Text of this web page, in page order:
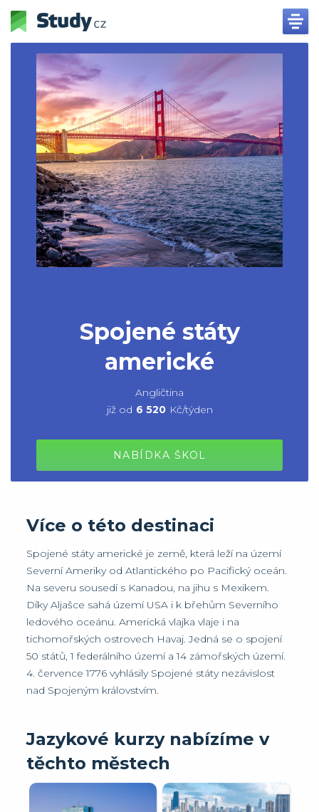
Spojené státy
americké
Angličtina
již od 6 520 Kč/týden
NABÍDKA ŠKOL
Více o této destinaci
Spojené státy americké je země, která leží na území
Severní Ameriky od Atlantického po Pacifický oceán.
Na severu sousedí s Kanadou, na jihu s Mexikem.
Díky Aljašce sahá území USA i k břehům Severního
ledového oceánu. Americká vlajka vlaje i na
tichomořských ostrovech Havaj. Jedná se o spojení
50 států, 1 federálního území a 14 zámořských území.
4. července 1776 vyhlásily Spojené státy nezávislost
nad Spojeným královstvím.
Jazykové kurzy nabízíme v
těchto městech